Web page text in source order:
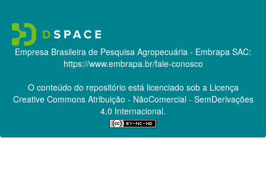
Empresa Brasileira de Pesquisa Agropecuária - Embrapa SAC:
https://www.embrapa.br/fale-conosco
O conteúdo do repositório está licenciado sob a Licença
Creative CommonsAtribuição - NãoComercial - SemDerivações
4.0 Internacional.